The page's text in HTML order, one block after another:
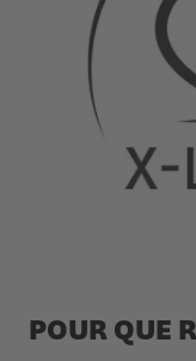
POUR QUE